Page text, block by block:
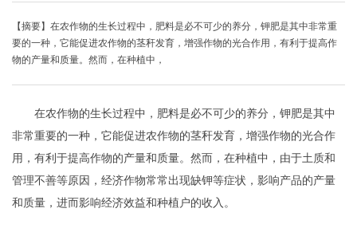
【摘要】在农作物的生长过程中，肥料是必不可少的养分，钾肥是其中非常重
要的一种，它能促进农作物的茎秆发育，增强作物的光合作用，有利于提高作
物的产量和质量。然而，在种植中，
在农作物的生长过程中，肥料是必不可少的养分，钾肥是其中
非常重要的一种，它能促进农作物的茎秆发育，增强作物的光合作
用，有利于提高作物的产量和质量。然而，在种植中，由于土质和
管理不善等原因，经济作物常常出现缺钾等症状，影响产品的产量
和质量，进而影响经济效益和种植户的收入。